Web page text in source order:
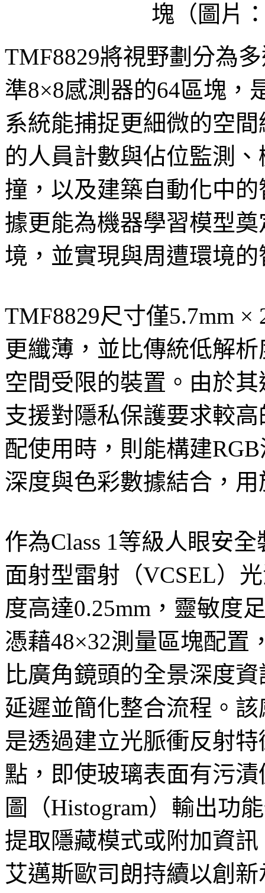
塊（圖片
TMF8829將視野劃分為
準8×8感測器的64區塊，
系統能捕捉更細微的空
的人員計數與佔位監測
撞，以及建築自動化中
據更能為機器學習模型
境，並實現與周遭環境
TMF8829尺寸僅5.7mm ×
更纖薄，並比傳統低解
空間受限的裝置。由於
支援對隱私保護要求較
配使用時，則能構建
深度與色彩數據結合，
作為Class 1等級人眼安
面射型雷射（VCSEL）
度高達0.25mm，靈敏度
憑藉48×32測量區塊配置
比廣角鏡頭的全景深度
延遲並簡化整合流程。
是透過建立光脈衝反射
點，即使玻璃表面有污
圖（Histogram）輸出功
提取隱藏模式或附加資訊
艾邁斯歐司朗持續以創